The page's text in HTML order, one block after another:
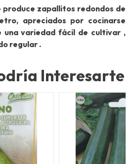
produce zapallitos redondos de
apreciados por cocinarse
una variedad fácil de cultivar ,
regular .
Interesarte